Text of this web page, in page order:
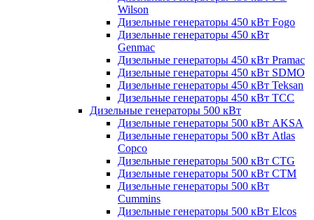
Wilson
Дизельные генераторы 450 кВт Fogo
Дизельные генераторы 450 кВт
Genmac
Дизельные генераторы 450 кВт Pramac
Дизельные генераторы 450 кВт SDMO
Дизельные генераторы 450 кВт Teksan
Дизельные генераторы 450 кВт ТСС
Дизельные генераторы 500 кВт
Дизельные генераторы 500 кВт AKSA
Дизельные генераторы 500 кВт Atlas
Copco
Дизельные генераторы 500 кВт CTG
Дизельные генераторы 500 кВт CTM
Дизельные генераторы 500 кВт
Cummins
Дизельные генераторы 500 кВт Elcos